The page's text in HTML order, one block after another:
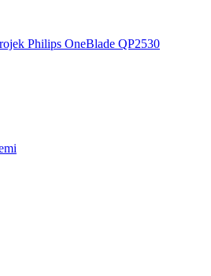
Philips OneBlade QP2530